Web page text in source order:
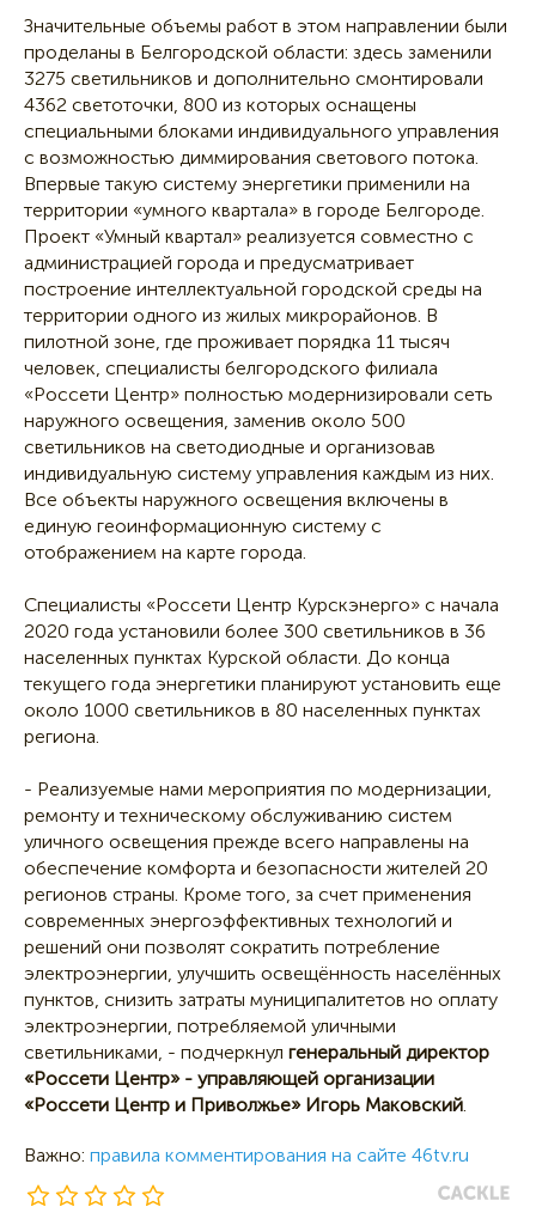
Значительные объемы работ в этом направлении были
проделаны в Белгородской области: здесь заменили
3275 светильников и дополнительно смонтировали
4362 светоточки, 800 из которых оснащены
специальными блоками индивидуального управления
с возможностью диммирования светового потока.
Впервые такую систему энергетики применили на
территории «умного квартала» в городе Белгороде.
Проект «Умный квартал» реализуется совместно с
администрацией города и предусматривает
построение интеллектуальной городской среды на
территории одного из жилых микрорайонов. В
пилотной зоне, где проживает порядка 11 тысяч
человек, специалисты белгородского филиала
«Россети Центр» полностью модернизировали сеть
наружного освещения, заменив около 500
светильников на светодиодные и организовав
индивидуальную систему управления каждым из них.
Все объекты наружного освещения включены в
единую геоинформационную систему с
отображением на карте города.
Специалисты «Россети Центр Курскэнерго» с начала
2020 года установили более 300 светильников в 36
населенных пунктах Курской области. До конца
текущего года энергетики планируют установить еще
около 1000 светильников в 80 населенных пунктах
региона.
- Реализуемые нами мероприятия по модернизации,
ремонту и техническому обслуживанию систем
уличного освещения прежде всего направлены на
обеспечение комфорта и безопасности жителей 20
регионов страны. Кроме того, за счет применения
современных энергоэффективных технологий и
решений они позволят сократить потребление
электроэнергии, улучшить освещённость населённых
пунктов, снизить затраты муниципалитетов но оплату
электроэнергии, потребляемой уличными
светильниками, - подчеркнул генеральный директор
«Россети Центр» - управляющей организации
«Россети Центр и Приволжье» Игорь Маковский
Важно: правила комментирования на сайте 46tv.ru